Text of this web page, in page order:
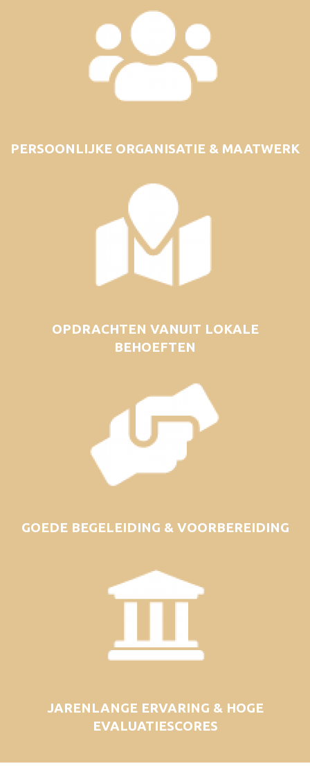
PERSOONLIJKE ORGANISATIE & MAATWERK
OPDRACHTEN VANUIT LOKALE
BEHOEFTEN
GOEDE BEGELEIDING & VOORBEREIDING
JARENLANGE ERVARING & HOGE
EVALUATIESCORES